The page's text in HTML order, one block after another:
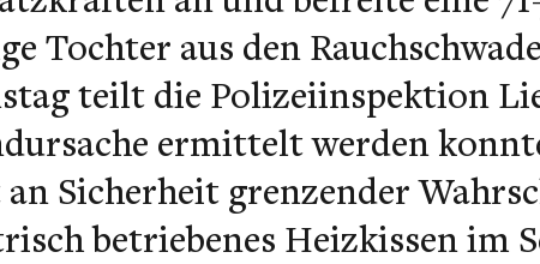
Tochter aus den
teilt die Polizeiinspektion
ermittelt werden
Sicherheit grenzender
betriebenes Heizkissen im